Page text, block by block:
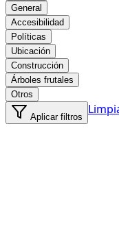
General
Accesibilidad
Políticas
Ubicación
Construcción
Árboles frutales
Otros
Aplicar filtros